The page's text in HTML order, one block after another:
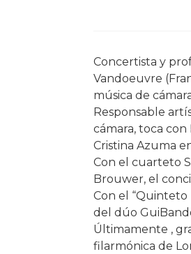
Concertista y
Vandoeuvre
música de
Responsable
cámara, toca
Cristina Azuma
Con el cuarteto
Brouwer, el
Con el
del dúo
Últimamente ,
filarmónica de